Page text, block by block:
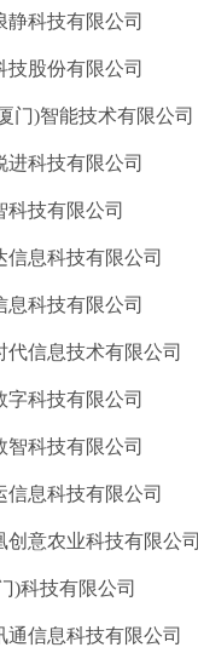
科技有限公司
股份有限公司
)智能技术有限公司
科技有限公司
技有限公司
息科技有限公司
科技有限公司
信息技术有限公司
科技有限公司
科技有限公司
息科技有限公司
意农业科技有限公司
科技有限公司
信息科技有限公司